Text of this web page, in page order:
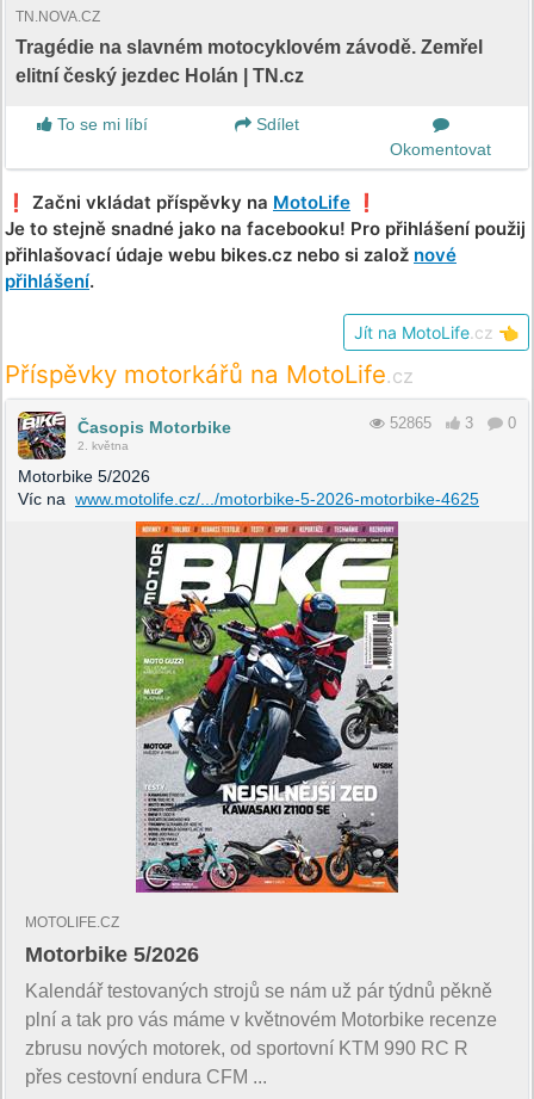
TN.NOVA.CZ
Tragédie na slavném motocyklovém závodě. Zemřel
elitní český jezdec Holán | TN.cz
To se mi líbí
Sdílet
Okomentovat
❗️ Začni vkládat příspěvky na MotoLife ❗️
Je to stejně snadné jako na facebooku! Pro přihlášení použij
přihlašovací údaje webu bikes.cz nebo si založ nové
přihlášení.
Jít na MotoLife .cz 👈
Příspěvky motorkářů na MotoLife.cz
Časopis Motorbike
2. května
52865 3 0
Motorbike 5/2026
Víc na www.motolife.cz/.../motorbike-5-2026-motorbike-4625
MOTOLIFE.CZ
Motorbike 5/2026
Kalendář testovaných strojů se nám už pár týdnů pěkně
plní a tak pro vás máme v květnovém Motorbike recenze
zbrusu nových motorek, od sportovní KTM 990 RC R
přes cestovní endura CFM ...